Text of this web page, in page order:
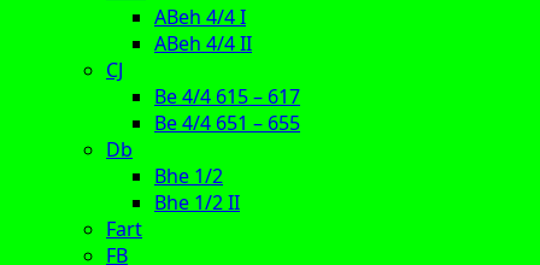
ABeh 4/4 I
ABeh 4/4 II
CJ
Be 4/4 615 – 617
Be 4/4 651 – 655
Db
Bhe 1/2
Bhe 1/2 II
Fart
FB